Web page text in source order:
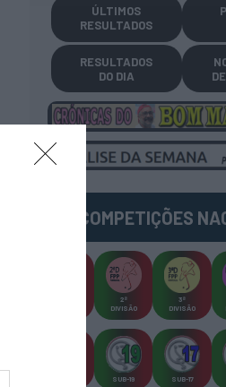
ÚLTIMOS
RESULTADOS
RESULTADOS
DO DIA
COMPETIÇÕES
2ª
DIVISÃO
3ª
DIVISÃO
SUB-19 SUB-17